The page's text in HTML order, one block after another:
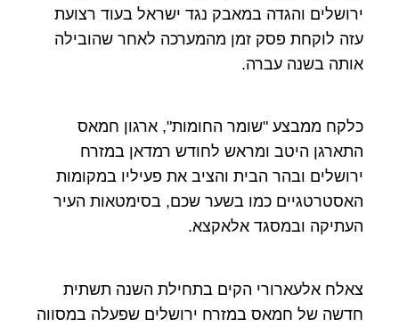
ירושלים והגדה במאבק נגד ישראל בעוד רצועת
עזה לוקחת פסק זמן מהמערכה לאחר שהובילה
אותה בשנה עברה.
כלקח ממבצע "שומר החומות", ארגון חמאס
התארגן היטב ומראש לחודש רמדאן במזרח
ירושלים ובהר הבית והציב את פעיליו במקומות
האסטרטגיים כמו בשער שכם, בסימטאות העיר
העתיקה ובמסגד אלאקצא.
צאלח אלעארורי הקים בתחילת השנה תשתית
חדשה של חמאס במזרח ירושלים שפעלה במסווה